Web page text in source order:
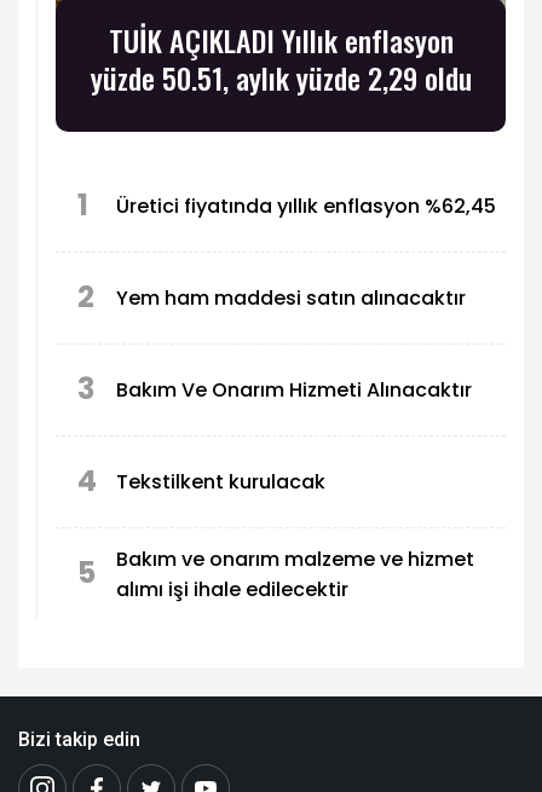
TUİK AÇIKLADI Yıllık enflasyon
yüzde 50.51, aylık yüzde 2,29 oldu
1 Üretici fiyatında yıllık enflasyon %62,45
2 Yem ham maddesi satın alınacaktır
3 Bakım Ve Onarım Hizmeti Alınacaktır
4 Tekstilkent kurulacak
5
Bakım ve onarım malzeme ve hizmet
alımı işi ihale edilecektir
Bizi takip edin